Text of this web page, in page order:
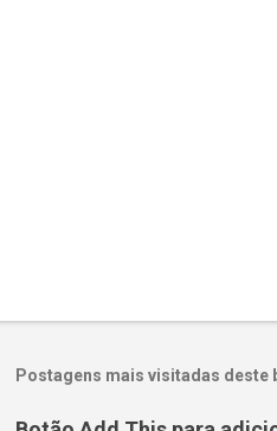
Postagens mais visitadas deste